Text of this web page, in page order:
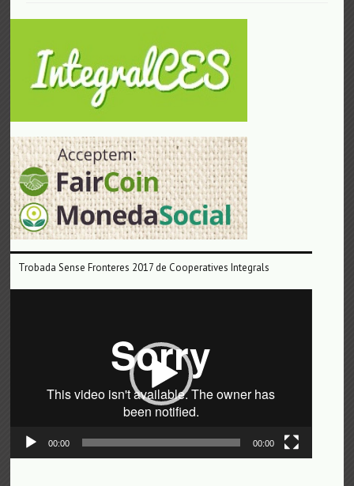
Trobada Sense Fronteres 2017 de Cooperatives Integrals
00:00 00:00